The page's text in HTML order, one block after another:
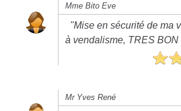
Mme Bito Eve
"Mise en sécurité de ma
à vendalisme, TRES BON
Mr Yves René